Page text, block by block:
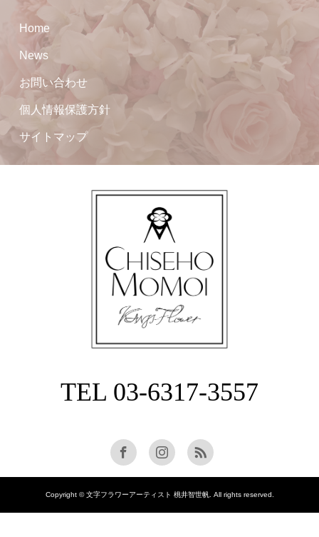
Home
News
お問い合わせ
個人情報保護方針
サイトマップ
TEL 03-6317-3557
Copyright © 文字フラワーアーティスト 桃井智世帆. All rights reserved.